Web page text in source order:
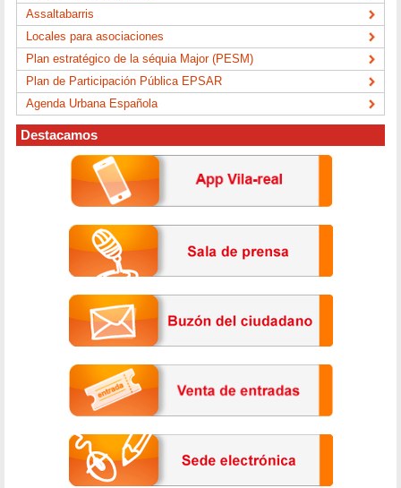
Assaltabarris
Locales para asociaciones
Plan estratégico de la séquia Major (PESM)
Plan de Participación Pública EPSAR
Agenda Urbana Española
Destacamos